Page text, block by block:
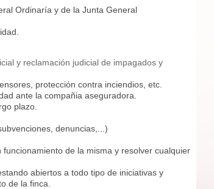
Ordinaría y de la Junta General
y reclamación judicial de impagados y
protección contra inciendios, etc.
ante la compañia aseguradora.
plazo.
denuncias,...)
de la misma y resolver cualquier
abiertos a todo tipo de iniciativas y
de la finca.